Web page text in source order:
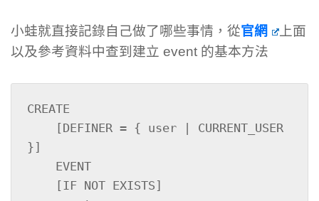
小蛙就直接記錄自己做了哪些事情，從官網
上面
以及參考資料中查到建立 event 的基本方法
CREATE
}]